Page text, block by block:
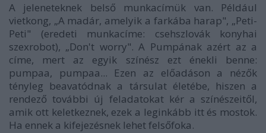
A jeleneteknek belső munkacímük van. Például
vietkong, „A madár, amelyik a farkába harap", „Peti-
Peti" (eredeti munkacíme: csehszlovák konyhai
szexrobot), „Don't worry". A Pumpának azért az a
címe, mert az egyik színész ezt énekli benne:
pumpaa, pumpaa... Ezen az előadáson a nézők
tényleg beavatódnak a társulat életébe, hiszen a
rendező további új feladatokat kér a színészeitől,
amik ott keletkeznek, ezek a leginkább itt és mostok.
Ha ennek a kifejezésnek lehet felsőfoka.